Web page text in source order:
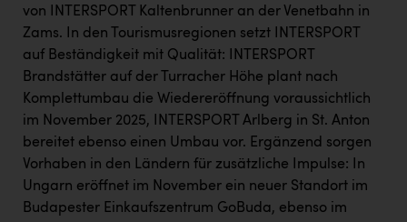
von INTERSPORT Kaltenbrunner an der Venetbahn in
Zams. In den Tourismusregionen setzt INTERSPORT
auf Beständigkeit mit Qualität: INTERSPORT
Brandstätter auf der Turracher Höhe plant nach
Komplettumbau die Wiedereröffnung voraussichtlich
im November 2025, INTERSPORT Arlberg in St. Anton
bereitet ebenso einen Umbau vor. Ergänzend sorgen
Vorhaben in den Ländern für zusätzliche Impulse: In
Ungarn eröffnet im November ein neuer Standort im
Budapester Einkaufszentrum GoBuda, ebenso im